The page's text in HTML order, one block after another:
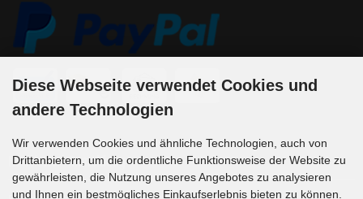
Newsletter-Anmeldung
Diese Webseite verwendet Cookies und
andere Technologien
Wir verwenden Cookies und ähnliche Technologien, auch von
Drittanbietern, um die ordentliche Funktionsweise der Website zu
gewährleisten, die Nutzung unseres Angebotes zu analysieren
und Ihnen ein bestmögliches Einkaufserlebnis bieten zu können.